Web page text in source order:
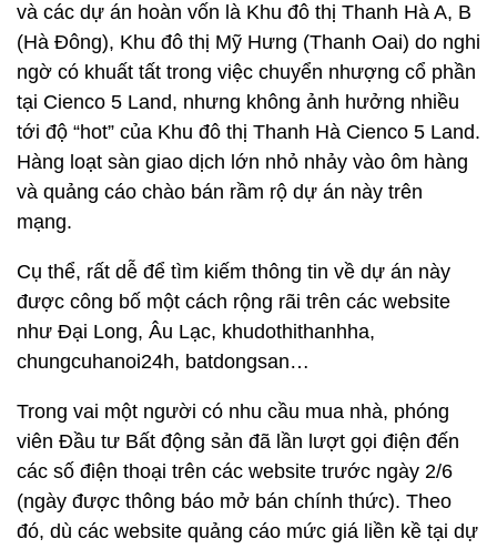
và các dự án hoàn vốn là Khu đô thị Thanh Hà A, B
(Hà Đông), Khu đô thị Mỹ Hưng (Thanh Oai) do nghi
ngờ có khuất tất trong việc chuyển nhượng cổ phần
tại Cienco 5 Land, nhưng không ảnh hưởng nhiều
tới độ “hot” của Khu đô thị Thanh Hà Cienco 5 Land.
Hàng loạt sàn giao dịch lớn nhỏ nhảy vào ôm hàng
và quảng cáo chào bán rầm rộ dự án này trên
mạng.
Cụ thể, rất dễ để tìm kiếm thông tin về dự án này
được công bố một cách rộng rãi trên các website
như Đại Long, Âu Lạc, khudothithanhha,
chungcuhanoi24h, batdongsan…
Trong vai một người có nhu cầu mua nhà, phóng
viên Đầu tư Bất động sản đã lần lượt gọi điện đến
các số điện thoại trên các website trước ngày 2/6
(ngày được thông báo mở bán chính thức). Theo
đó, dù các website quảng cáo mức giá liền kề tại dự